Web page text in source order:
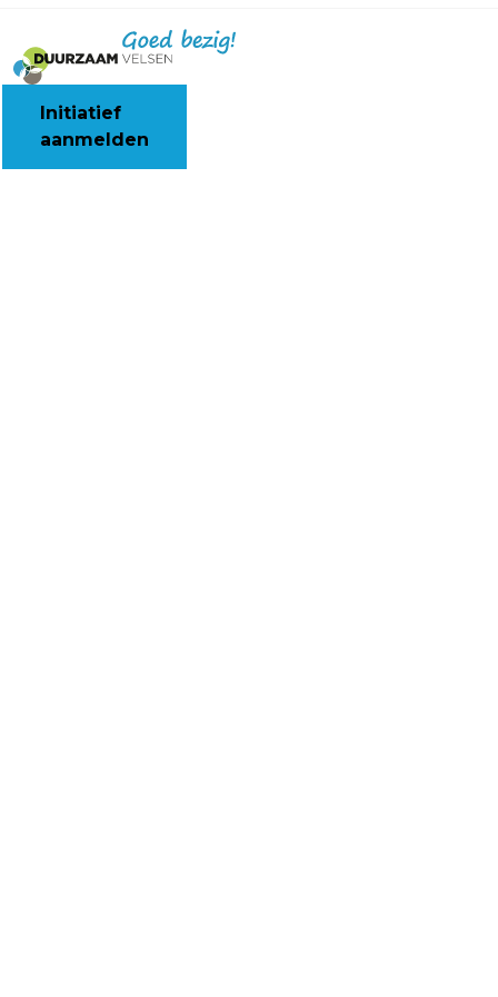
Initiatief
aanmelden